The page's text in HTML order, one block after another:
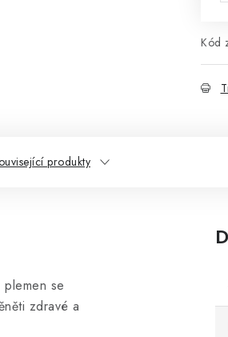
Kód
produkty
se
zdravé a